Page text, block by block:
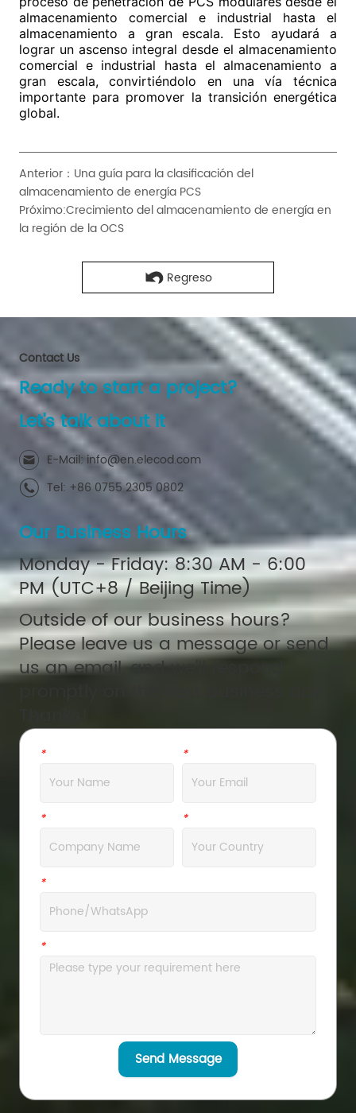
Anterior： Una guía para la clasificación del
almacenamiento de energía PCS
Próximo:Crecimiento del almacenamiento de energía en
la región de la OCS
Regreso
Contact Us
Ready to start a project?
Let's talk about it
E-Mail: info@en.elecod.com
Tel: +86 0755 2305 0802
Our Business Hours
Monday - Friday: 8:30 AM - 6:00
PM (UTC+8 / Beijing Time)
Outside of our business hours?
Please leave us a message or send
us an email, and we'll respond
*Name *Email
*Company *Address
*WhatsApp
*Message
Send Message